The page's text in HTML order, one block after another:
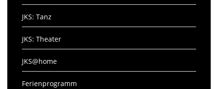
JKS: Tanz
JKS: Theater
JKS@home
Ferienprogramm